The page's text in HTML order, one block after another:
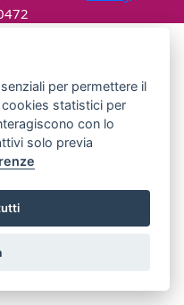
per permettere il
statistici per
con lo
solo previa